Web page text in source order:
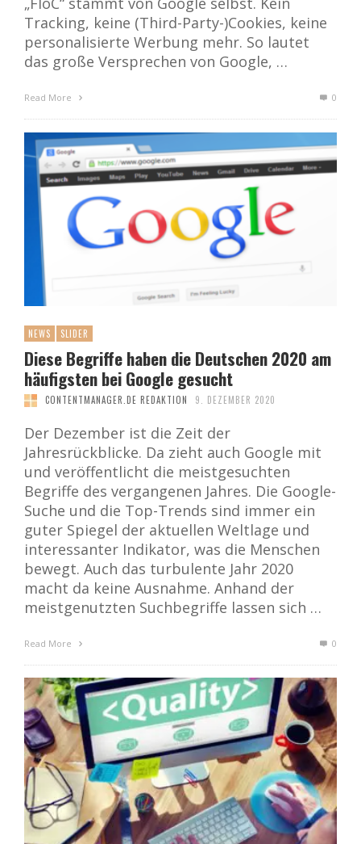
Tracking, keine (Third-Party-)Cookies, keine
personalisierte Werbung mehr. So lautet
das große Versprechen von Google, …
Read More 0
NEWS SLIDER
Diese Begriffe haben die Deutschen 2020 am
häufigsten bei Google gesucht
CONTENTMANAGER.DE REDAKTION 9. DEZEMBER 2020
Der Dezember ist die Zeit der
Jahresrückblicke. Da zieht auch Google mit
und veröffentlicht die meistgesuchten
Begriffe des vergangenen Jahres. Die Google-
Suche und die Top-Trends sind immer ein
guter Spiegel der aktuellen Weltlage und
interessanter Indikator, was die Menschen
bewegt. Auch das turbulente Jahr 2020
macht da keine Ausnahme. Anhand der
meistgenutzten Suchbegriffe lassen sich …
Read More 0